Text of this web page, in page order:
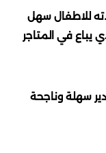
للاطفال سهل
في المتاجر
سهلة وناجحة